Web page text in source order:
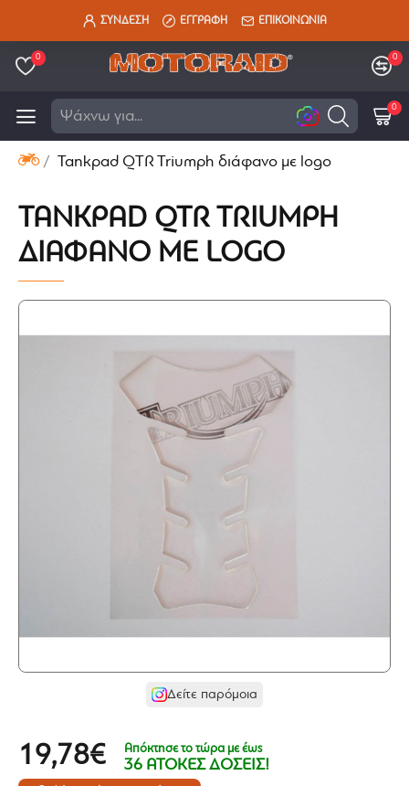
ΣΥΝΔΕΣΗ ΕΓΓΡΑΦΗ ΕΠΙΚΟΙΝΩΝΙΑ
0 0
Ανα
0
Tankpad QTR Triumph διάφανο με logo
TANKPAD QTR TRIUMPH
ΔΙΆΦΑΝΟ ΜΕ LOGO
Δείτε παρόμοια
19,78€ Απόκτησε το τώρα με έως
36 ΑΤΟΚΕΣ ΔΟΣΕΙΣ!